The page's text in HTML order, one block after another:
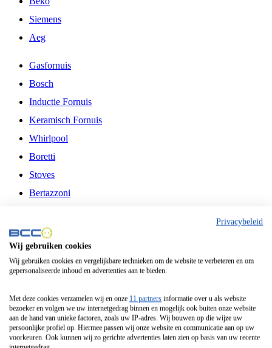
Siemens
Aeg
Gasfornuis
Bosch
Inductie Fornuis
Keramisch Fornuis
Whirlpool
Boretti
Stoves
Bertazzoni
Fitelli
Airfryer
Frituurpan
Contactgrill
Broodbakmachine
Broodrooster
Privacybeleid
Wij gebruiken cookies
Wij gebruiken cookies en vergelijkbare technieken om de website te verbeteren en om
gepersonaliseerde inhoud en advertenties aan te bieden.
Met deze cookies verzamelen wij en onze 11 partners informatie over u als website
bezoeker en volgen we uw internetgedrag binnen en mogelijk ook buiten onze website
aan de hand van unieke factoren, zoals uw IP-adres. Wij bouwen op die wijze uw
persoonlijke profiel op. Hiermee passen wij onze website en communicatie aan op uw
voorkeuren. Ook kunnen wij zo gerichte advertenties laten zien op basis van uw recente